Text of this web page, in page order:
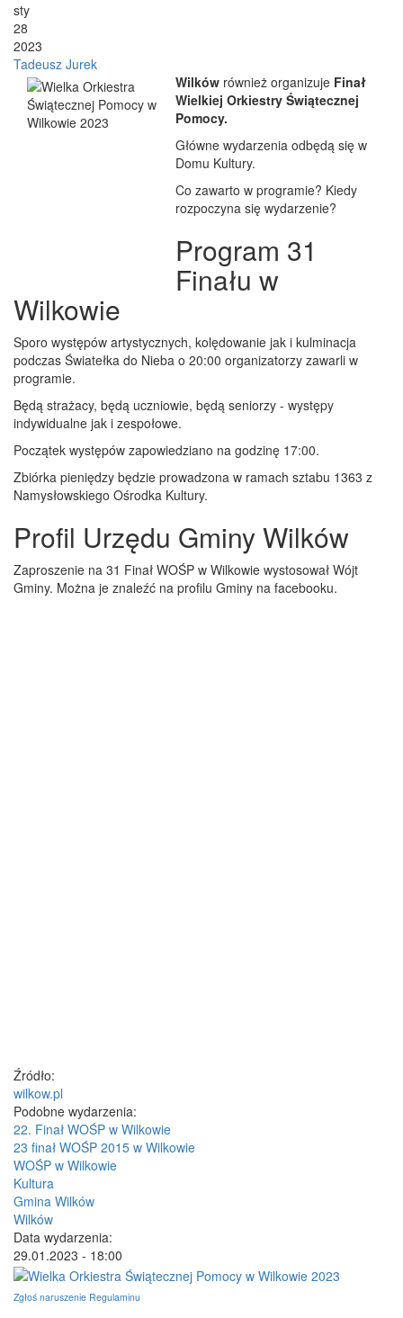
sty
28
2023
Tadeusz Jurek
Wilków również organizuje Finał
Wielkiej Orkiestry Świątecznej
Pomocy.
Główne wydarzenia odbędą się w
Domu Kultury.
Co zawarto w programie? Kiedy
rozpoczyna się wydarzenie?
Program 31
Finału w
Wilkowie
Sporo występów artystycznych, kolędowanie jak i kulminacja
podczas Światełka do Nieba o 20:00 organizatorzy zawarli w
programie.
Będą strażacy, będą uczniowie, będą seniorzy - występy
indywidualne jak i zespołowe.
Początek występów zapowiedziano na godzinę 17:00.
Zbiórka pieniędzy będzie prowadzona w ramach sztabu 1363 z
Namysłowskiego Ośrodka Kultury.
Profil Urzędu Gminy Wilków
Zaproszenie na 31 Finał WOŚP w Wilkowie wystosował Wójt
Gminy. Można je znaleźć na profilu Gminy na facebooku.
Źródło:
wilkow.pl
Podobne wydarzenia:
22. Finał WOŚP w Wilkowie
23 finał WOŚP 2015 w Wilkowie
WOŚP w Wilkowie
Kultura
Gmina Wilków
Wilków
Data wydarzenia:
29.01.2023 - 18:00
Zgłoś naruszenie Regulaminu